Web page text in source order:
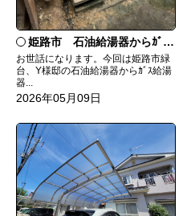
姫路市 石油給湯器からｶﾞｽ給湯器へ取替
お世話になります。今回は姫路市緑
台、Y様邸の石油給湯器からｶﾞｽ給湯
器...
2026年05月09日